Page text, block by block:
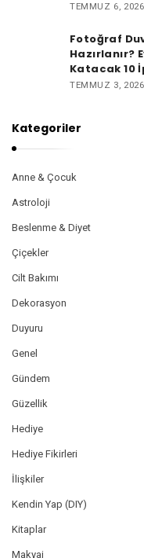
TEMMUZ 6, 2026
Fotoğraf
Hazırlanır?
Katacak 10
TEMMUZ 3, 2026
Kategoriler
Anne & Çocuk
Astroloji
Beslenme & Diyet
Çiçekler
Cilt Bakımı
Dekorasyon
Duyuru
Genel
Gündem
Güzellik
Hediye
Hediye Fikirleri
İlişkiler
Kendin Yap (DIY)
Kitaplar
Makyaj